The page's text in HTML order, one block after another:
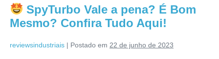
Confira
Tudo
Aqui!
SpyTurbo Vale a pena? É Bom
Mesmo? Confira Tudo Aqui!
reviewsindustriais | Postado em 22 de junho de 2023